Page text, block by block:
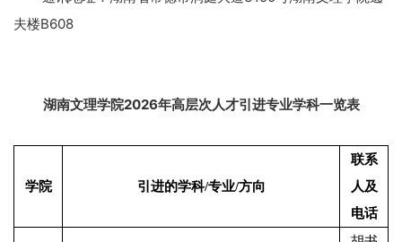
夫楼B608
湖南文理学院2026年高层次人才引进专业学科一览表
学院 引进的学科/专业/方向
联系
人及
电话